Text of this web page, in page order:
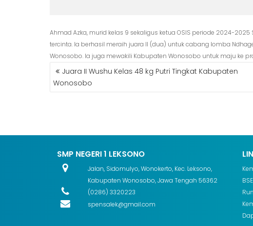
Ahmad Azka, murid kelas 9 sekaligus ketua OSIS periode 2024-
tercinta. Ia berhasil meraih juara II (dua) untuk cabang lomba
Wonosobo. Ia juga mewakili Kabupaten Wonosobo untuk maju ke
NAVIGASI
POSJuara II Wushu Kelas 48 kg Putri Tingkat Kabupaten
Wonosobo
SMP NEGERI 1 LEKSONO
Jalan, Sidomulyo, Wonokerto, Kec. Leksono,
Kabupaten Wonosobo, Jawa Tengah 56362
(0286) 3320223
spensalek@gmail.com